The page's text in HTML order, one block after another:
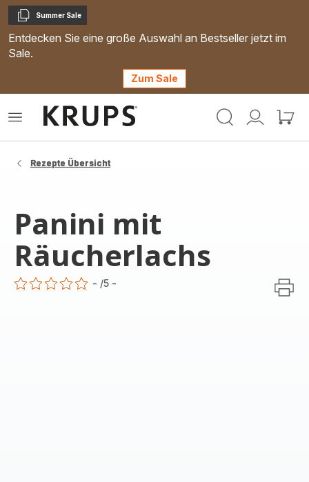
Kopieren
Summer Sale
Entdecken Sie eine große Auswahl an Bestseller jetzt im
Sale.
Zum Sale
Mein
Mein
Das
Rezepte Übersicht
Panini mit
Räucherlachs
- /5 -